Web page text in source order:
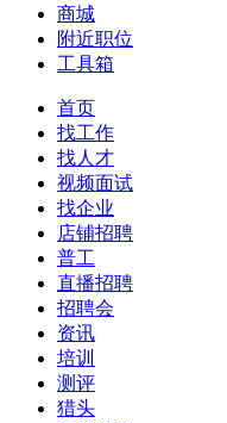
商城
附近职位
工具箱
首页
找工作
找人才
视频面试
找企业
店铺招聘
普工
直播招聘
招聘会
资讯
培训
测评
猎头